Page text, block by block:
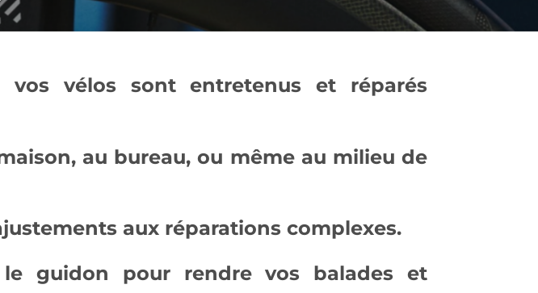
vos vélos sont entretenus et réparés
au bureau, ou même au milieu de
aux réparations complexes.
guidon pour rendre vos balades et